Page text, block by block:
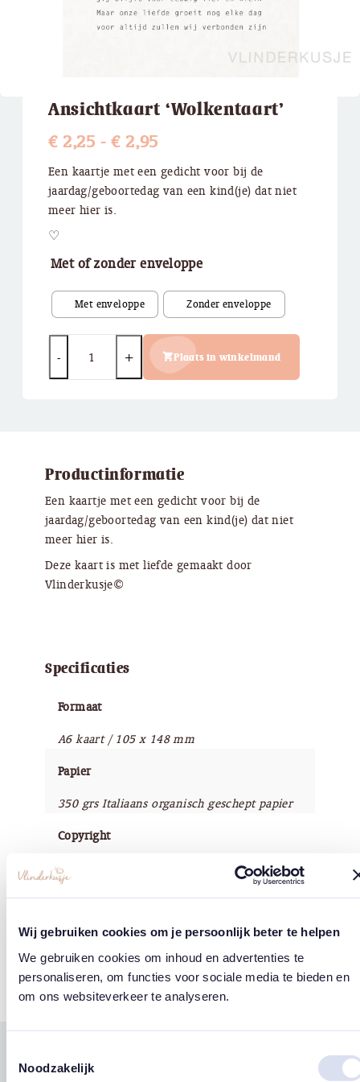
Wij gebruiken cookies om je persoonlijk beter te helpen
We gebruiken cookies om inhoud en advertenties te
personaliseren, om functies voor sociale media te bieden en
om ons websiteverkeer te analyseren.
Noodzakelijk
Ansichtkaart ‘Wolkentaart’
€2,25 - €2,95Prijsklasse:
€ 2,25
tot
Een kaartje met een gedicht voor bij de
jaardag/geboortedag van een kind(je) dat niet
meer hier is.
♡
Met of zonder enveloppe
Plaats in winkelmand
Productinformatie
Een kaartje met een gedicht voor bij de
jaardag/geboortedag van een kind(je) dat niet
meer hier is.
Deze kaart is met liefde gemaakt door
Vlinderkusje©
Specificaties
Formaat
A6 kaart / 105 x 148 mm
Papier
350 grs Italiaans organisch geschept papier
Copyright
Vlinderkusje®
Tags
Wolken
Gerelateerde